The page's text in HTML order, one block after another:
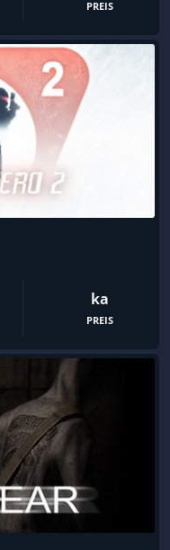
Familienfreundlich
Farbenfroh
filmbasierend
Fische
Flipper
Flugsimulator
Gelegenheitspiele
Geschichte
Geteilter Bildschirm
Gitterbewegung
Globalstrategie
Gore
Göttersimulation
Guter Soundtrack
PREIS
ka
PREIS